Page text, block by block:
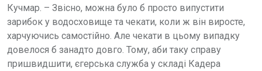
Кучмар. – Звісно, можна було б просто випустити
зарибок у водосховище та чекати, коли ж він виросте,
харчуючись самостійно. Але чекати в цьому випадку
довелося б занадто довго. Тому, аби таку справу
пришвидшити, єгерська служба у складі Кадера